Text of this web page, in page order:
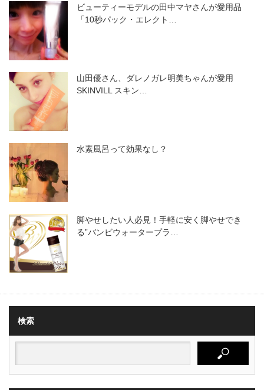
ビューティーモデルの田中マヤさんが愛用品
「10秒パック・エレクト…
山田優さん、ダレノガレ明美ちゃんが愛用
SKINVILL スキン…
水素風呂って効果なし？
脚やせしたい人必見！手軽に安く脚やせでき
る”バンビウォータープラ…
検索